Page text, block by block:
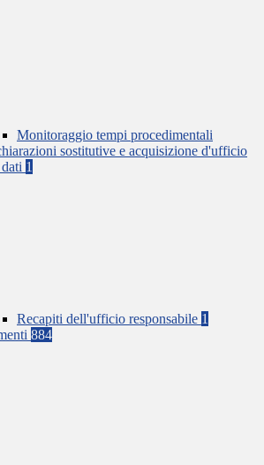
Monitoraggio tempi procedimentali
sostitutive e acquisizione d'ufficio
1
Recapiti dell'ufficio responsabile 1
884